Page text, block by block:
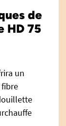
de
HD 75
un